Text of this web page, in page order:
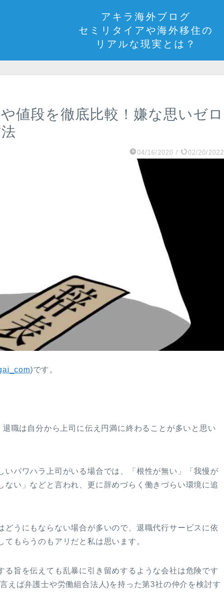
アキラ海外ブログ
セミリタイアや海外移住の
リアルな現実とは？
値段を徹底比較！嫌な思いゼロ
04/16/2020 / 02/20/2022
)です。
職は自分から上司に伝え円満に終わることが多いと思い
いパワハラ上司がいる場合では、「根性が無い」「我慢が
ない」などと言われ、更に辞めづらく働きづらい環境に追
どうにもならない場合が多いので、退職代行サービスに依
てもらうのもアリだと私は思います。
る旨を伝えても乱暴に引き留めするような会社は危険です
えば弁護士や労働組合法人)を持った第3社の仲介を検討す